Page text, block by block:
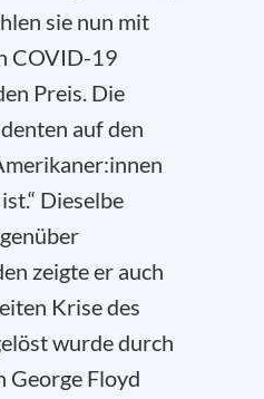
sie nun mit
COVID-19
Preis. Die
auf den
Dieselbe
zeigte er auch
Krise des
wurde durch
George Floyd